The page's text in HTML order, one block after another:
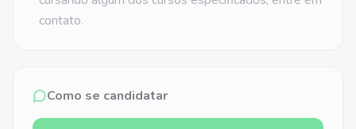
contato.
Como se candidatar